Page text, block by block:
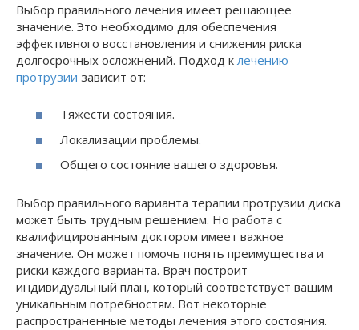
Выбор правильного лечения имеет решающее
значение. Это необходимо для обеспечения
эффективного восстановления и снижения риска
долгосрочных осложнений. Подход к лечению
протрузии зависит от:
Тяжести состояния.
Локализации проблемы.
Общего состояние вашего здоровья.
Выбор правильного варианта терапии протрузии диска
может быть трудным решением. Но работа с
квалифицированным доктором имеет важное
значение. Он может помочь понять преимущества и
риски каждого варианта. Врач построит
индивидуальный план, который соответствует вашим
уникальным потребностям. Вот некоторые
распространенные методы лечения этого состояния.